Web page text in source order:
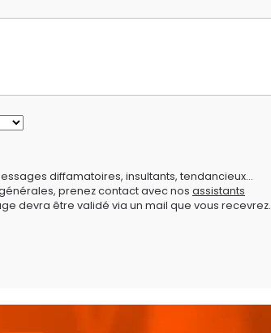
diffamatoires, insultants, tendancieux...
prenez contact avec nos assistants
devra être validé via un mail que vous recevrez.